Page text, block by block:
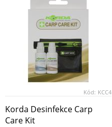
Kód: KCC4
Korda Desinfekce Carp
Care Kit